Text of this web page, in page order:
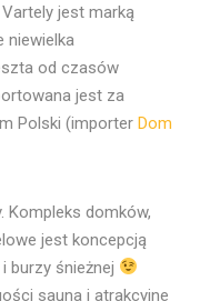
jest marką
niewielka
od czasów
jest za
Polski (importer Dom
Kompleks domków,
jest koncepcją
burzy śnieżnej
sauna i atrakcyjne